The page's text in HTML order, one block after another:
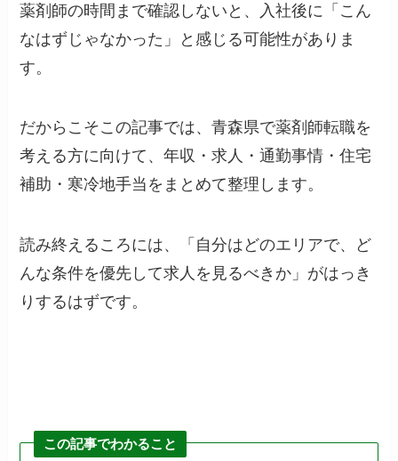
薬剤師の時間まで確認しないと、入社後に「こん
なはずじゃなかった」と感じる可能性がありま
す。
だからこそこの記事では、青森県で薬剤師転職を
考える方に向けて、年収・求人・通勤事情・住宅
補助・寒冷地手当をまとめて整理します。
読み終えるころには、「自分はどのエリアで、ど
んな条件を優先して求人を見るべきか」がはっき
りするはずです。
この記事でわかること